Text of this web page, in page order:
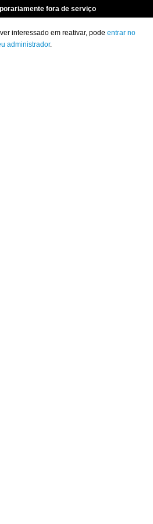
fora de serviço
interessado em reativar, pode entrar no
administrador.